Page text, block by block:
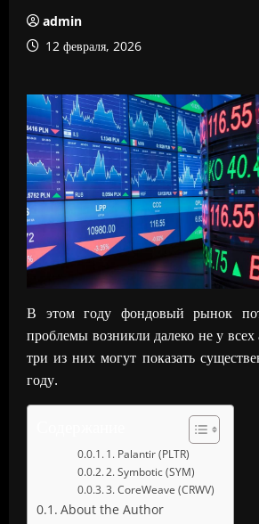
admin
12 февраля, 2026
В этом году фондовый рынок
проблемы возникли далеко не у всех
три из них могут показать
году.
1. Palantir (PLTR)
2. Symbotic (SYM)
3. CoreWeave (CRWV)
About the Author